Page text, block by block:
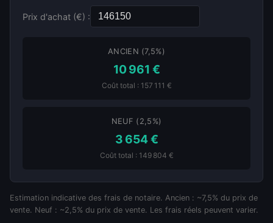
Prix d'achat (€) :
ANCIEN (7,5%)
10 961 €
Coût total : 157 111 €
NEUF (2,5%)
3 654 €
Coût total : 149 804 €
Estimation indicative des frais de notaire. Ancien : ~7,5% du prix de
vente. Neuf : ~2,5% du prix de vente. Les frais réels peuvent varier.